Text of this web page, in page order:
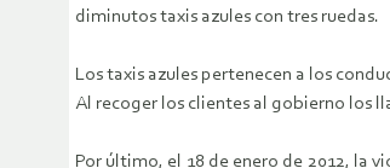
diminutos taxis azules con tres ruedas.
Los taxis azules pertenecen a los
Al recoger los clientes al gobierno los
Por último, el 18 de enero de 2012, la